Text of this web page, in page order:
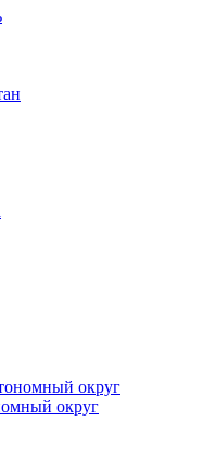
округ
округ